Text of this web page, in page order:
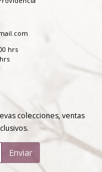
hrs
colecciones, ventas
Enviar